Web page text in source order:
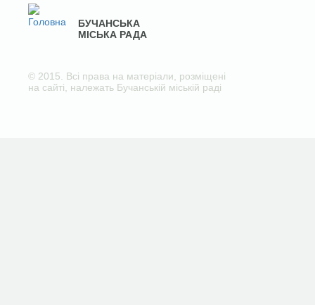
БУЧАНСЬКА
МІСЬКА РАДА
© 2015. Всі права на матеріали, розміщені
на сайті, належать Бучанській міській раді